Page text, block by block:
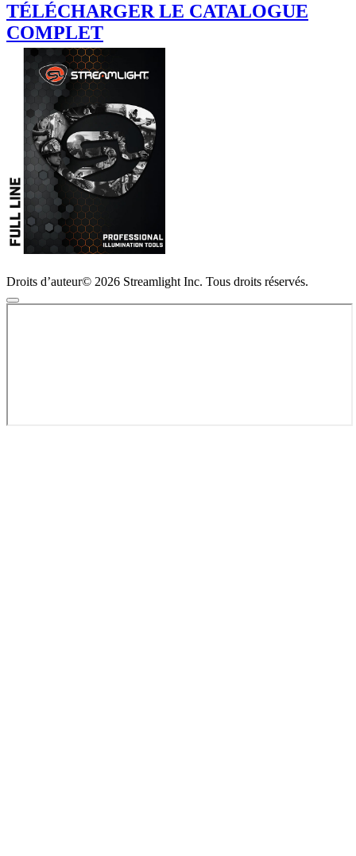
TÉLÉCHARGER LE CATALOGUE
COMPLET
Droits d’auteur© 2026 Streamlight Inc. Tous droits réservés.